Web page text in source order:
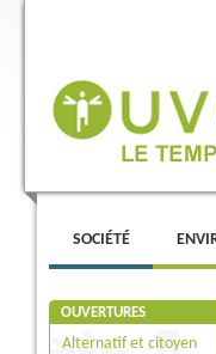
Menu principal
ALLER AU CONTENU
ALLER AU CONTENU
SOCIÉTÉ
OUVERTURES
Alternatif et citoyen